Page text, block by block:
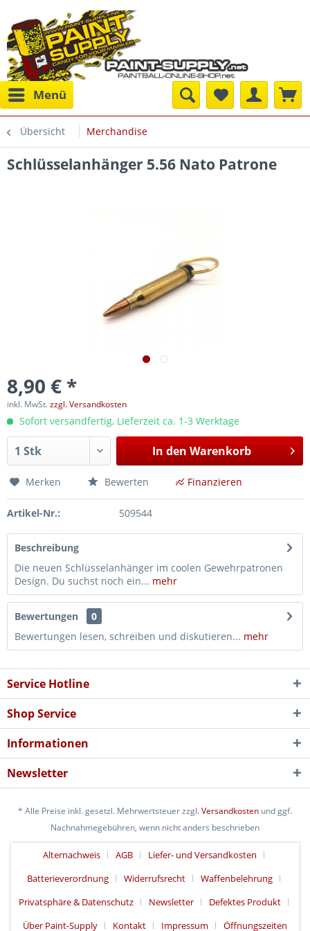
Menü
Übersicht Merchandise
Schlüsselanhänger 5.56 Nato Patrone
8,90 € *
inkl. MwSt.zzgl. Versandkosten
Sofort versandfertig, Lieferzeit ca. 1-3 Werktage
In den Warenkorb
Merken Bewerten Finanzieren
Artikel-Nr.: 509544
Beschreibung
Die neuen Schlüsselanhänger im coolen Gewehrpatronen
Design. Du suchst noch ein... mehr
Bewertungen
0
Bewertungen lesen, schreiben und diskutieren... mehr
Service Hotline
Shop Service
Informationen
Newsletter
* Alle Preise inkl. gesetzl. Mehrwertsteuer zzgl.Versandkosten und ggf.
Nachnahmegebühren, wenn nicht anders beschrieben
Alternachweis AGB
Liefer- und Versandkosten
Batterieverordnung
Widerrufsrecht
Waffenbelehrung
Privatsphäre & Datenschutz
Newsletter
Defektes Produkt
Über Paint-Supply
Kontakt Impressum Öffnungszeiten